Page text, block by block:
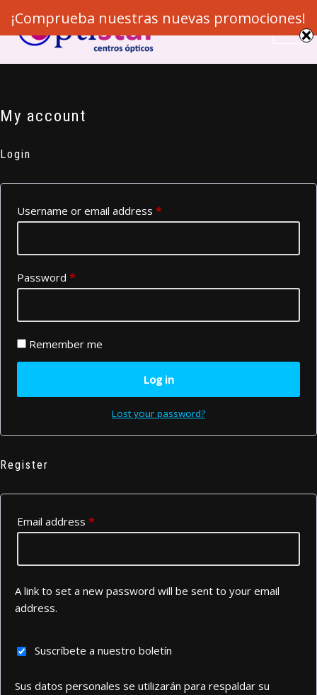
Skip
My account
Login
Username or email address *
Password *
Remember me
Log in
Lost your password?
Register
Email address *
A link to set a new password will be sent to your email
address.
Suscríbete a nuestro boletín
Sus datos personales se utilizarán para respaldar su
¡Comprueba nuestras nuevas promociones!